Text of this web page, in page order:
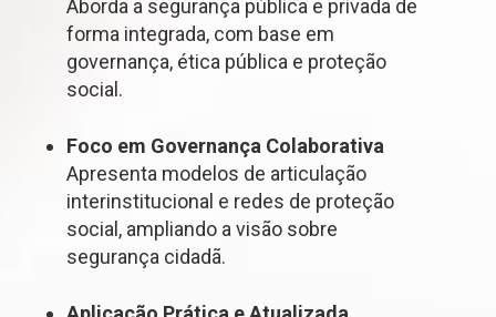
Aborda a segurança pública e privada de
forma integrada, com base em
governança, ética pública e proteção
social.
Foco em Governança Colaborativa
Apresenta modelos de articulação
interinstitucional e redes de proteção
social, ampliando a visão sobre
segurança cidadã.